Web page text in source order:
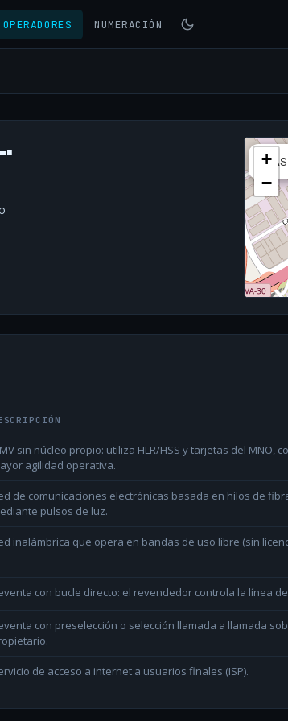
OPERADORES NUMERACIÓN
+
−
sin núcleo propio: utiliza HLR/HSS y tarjetas del MNO,
agilidad operativa.
de comunicaciones electrónicas basada en hilos de
pulsos de luz.
inalámbrica que opera en bandas de uso libre (sin
con bucle directo: el revendedor controla la línea
con preselección o selección llamada a llamada
de acceso a internet a usuarios finales (ISP).